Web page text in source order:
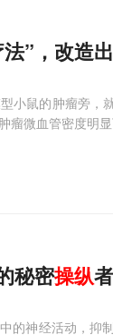
”，改造
小鼠的肿瘤旁，
瘤微血管密度明显
秘密操纵
的神经活动，抑